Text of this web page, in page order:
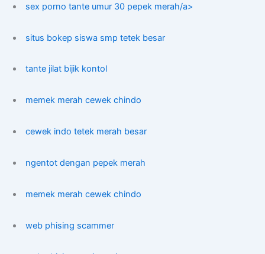
sex porno tante umur 30 pepek merah/a>
situs bokep siswa smp tetek besar
tante jilat bijik kontol
memek merah cewek chindo
cewek indo tetek merah besar
ngentot dengan pepek merah
memek merah cewek chindo
web phising scammer